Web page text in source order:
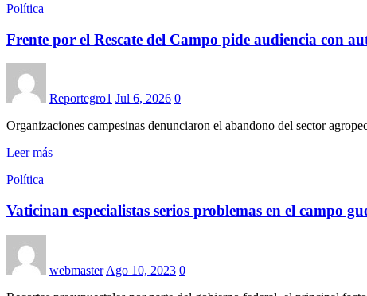
Política
Frente por el Rescate del Campo pide audiencia con
Reportegro1 Jul 6, 2026 0
Organizaciones campesinas denunciaron el abandono del sector
Leer más
Política
Vaticinan especialistas serios problemas en el campo
webmaster Ago 10, 2023 0